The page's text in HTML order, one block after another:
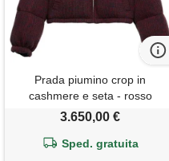
Prada piumino crop in
cashmere e seta - rosso
3.650,00 €
Sped. gratuita